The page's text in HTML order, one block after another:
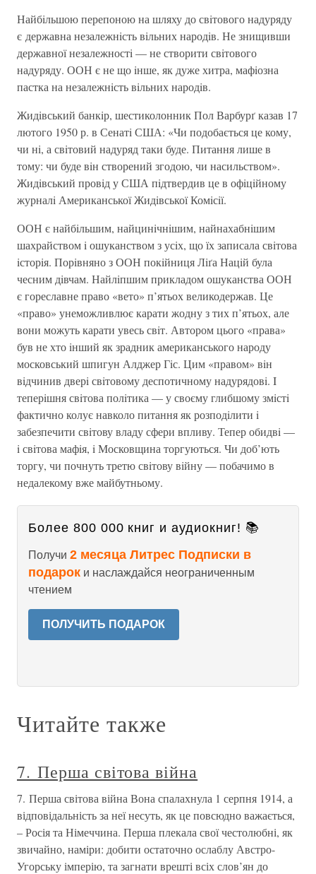
Найбiльшою перепоною на шляху до свiтового надуряду
є державна незалежнiсть вiльних народiв. Не знищивши
державної незалежностi — не створити свiтового
надуряду. ООН є не що iнше, як дуже хитра, мафiозна
пастка на незалежнiсть вiльних народiв.
Жидiвський банкiр, шестиколонник Пол Варбурґ казав 17
лютого 1950 р. в Сенатi США: «Чи подобається це кому,
чи нi, а свiтовий надуряд таки буде. Питання лише в
тому: чи буде вiн створений згодою, чи насильством».
Жидiвський провiд у США пiдтвердив це в офiцiйному
журналi Американської Жидiвської Комiсiї.
ООН є найбiльшим, найцинiчнiшим, найнахабнiшим
шахрайством i ошуканством з усiх, що їх записала свiтова
iсторiя. Порiвняно з ООН покiйниця Лiґа Нацiй була
чесним дiвчам. Найлiпшим прикладом ошуканства ООН
є гореславне право «вето» п’ятьох великодержав. Це
«право» унеможливлює карати жодну з тих п’ятьох, але
вони можуть карати увесь свiт. Автором цього «права»
був не хто iнший як зрадник американського народу
московський шпигун Алджер Гiс. Цим «правом» вiн
вiдчинив дверi свiтовому деспотичному надурядовi. I
теперiшня свiтова полiтика — у своєму глибшому змiстi
фактично колує навколо питання як розподiлити i
забезпечити свiтову владу сфери впливу. Тепер обидвi —
i свiтова мафiя, i Московщина торгуються. Чи доб’ють
торгу, чи почнуть третю свiтову вiйну — побачимо в
недалекому вже майбутньому.
Более 800 000 книг и аудиокниг! 📚
Получи 2 месяца Литрес Подписки в
подарок и наслаждайся неограниченным
чтением
ПОЛУЧИТЬ ПОДАРОК
Читайте также
7. Перша світова війна
7. Перша світова війна Вона спалахнула 1 серпня 1914, а
відповідальність за неї несуть, як це повсюдно важається,
– Росія та Німеччина. Перша плекала свої честолюбні, як
звичайно, наміри: добити остаточно ослаблу Австро-
Угорську імперію, та загнати врешті всіх слов’ян до